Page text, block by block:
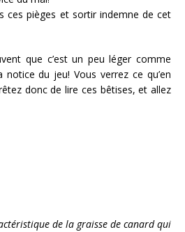
ces pièges et sortir indemne de cet
que c’est un peu léger comme
du jeu! Vous verrez ce qu’en
donc de lire ces bêtises, et allez
de la graisse de canard qui